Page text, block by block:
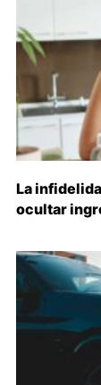
La
ocultar